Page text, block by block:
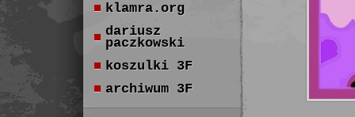
klamra.org
dariusz
paczkowski
koszulki 3F
archiwum 3F